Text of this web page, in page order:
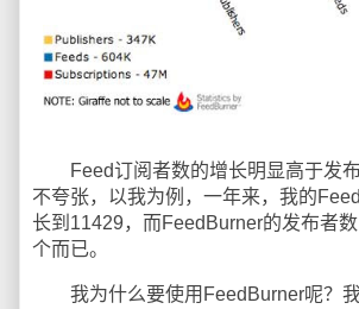
Feed订阅者数的增长明显高于发布
不夸张，以我为例，一年来，我的
长到11429，而FeedBurner的发布者
个而已。
我为什么要使用FeedBurner呢？